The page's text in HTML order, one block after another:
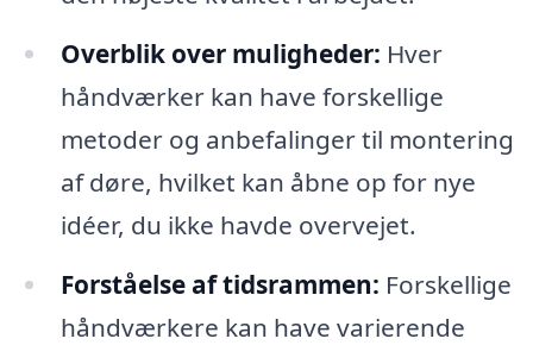
Overblik over muligheder: Hver
håndværker kan have forskellige
metoder og anbefalinger til montering
af døre, hvilket kan åbne op for nye
idéer, du ikke havde overvejet.
Forståelse af tidsrammen: Forskellige
håndværkere kan have varierende